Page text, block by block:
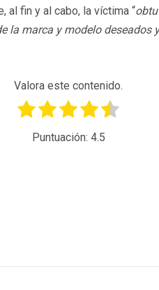
al fin y al cabo, la víctima “
la marca y modelo deseados
Valora este contenido.
Puntuación: 4.5